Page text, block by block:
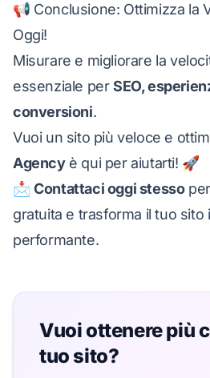
📢 Conclusione: Ottimizza la
Oggi!
Misurare e migliorare la
essenziale perSEO,
conversioni.
Vuoi un sito più veloce e
Agencyè qui per aiutarti! 🚀
📩Contattaci oggi stessoper
gratuita e trasforma il tuo sito
performante.
Vuoi ottenere più
tuo sito?